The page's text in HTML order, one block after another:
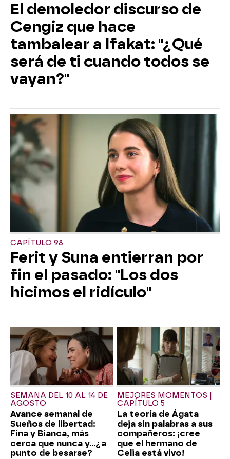
El demoledor discurso de
Cengiz que hace
tambalear a Ifakat: "¿Qué
será de ti cuando todos se
vayan?"
CAPÍTULO 98
Ferit y Suna entierran por
fin el pasado: "Los dos
hicimos el ridículo"
SEMANA DEL 10 AL 14 DE
AGOSTO
Avance semanal de
Sueños de libertad:
Fina y Bianca, más
cerca que nunca y...¿a
punto de besarse?
MEJORES MOMENTOS |
CAPÍTULO 5
La teoría de Ágata
deja sin palabras a sus
compañeros: ¡cree
que el hermano de
Celia está vivo!